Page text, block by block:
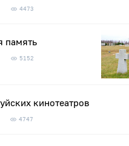
4473
память
5152
кинотеатров
4747